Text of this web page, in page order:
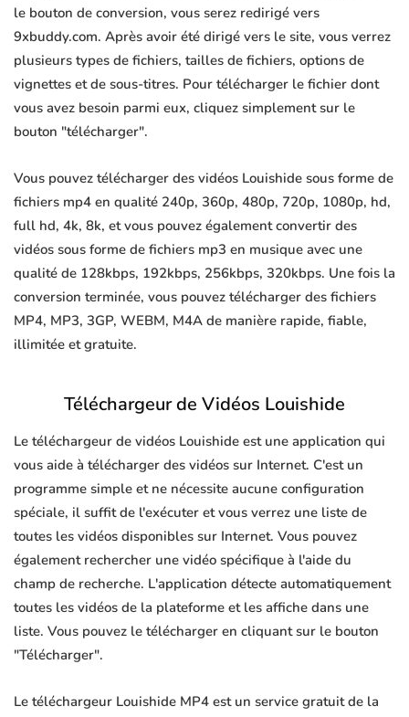
le bouton de conversion, vous serez redirigé vers
9xbuddy.com. Après avoir été dirigé vers le site, vous verrez
plusieurs types de fichiers, tailles de fichiers, options de
vignettes et de sous-titres. Pour télécharger le fichier dont
vous avez besoin parmi eux, cliquez simplement sur le
bouton "télécharger".
Vous pouvez télécharger des vidéos Louishide sous forme de
fichiers mp4 en qualité 240p, 360p, 480p, 720p, 1080p, hd,
full hd, 4k, 8k, et vous pouvez également convertir des
vidéos sous forme de fichiers mp3 en musique avec une
qualité de 128kbps, 192kbps, 256kbps, 320kbps. Une fois la
conversion terminée, vous pouvez télécharger des fichiers
MP4, MP3, 3GP, WEBM, M4A de manière rapide, fiable,
illimitée et gratuite.
Téléchargeur de Vidéos Louishide
Le téléchargeur de vidéos Louishide est une application qui
vous aide à télécharger des vidéos sur Internet. C'est un
programme simple et ne nécessite aucune configuration
spéciale, il suffit de l'exécuter et vous verrez une liste de
toutes les vidéos disponibles sur Internet. Vous pouvez
également rechercher une vidéo spécifique à l'aide du
champ de recherche. L'application détecte automatiquement
toutes les vidéos de la plateforme et les affiche dans une
liste. Vous pouvez le télécharger en cliquant sur le bouton
"Télécharger".
Le téléchargeur Louishide MP4 est un service gratuit de la